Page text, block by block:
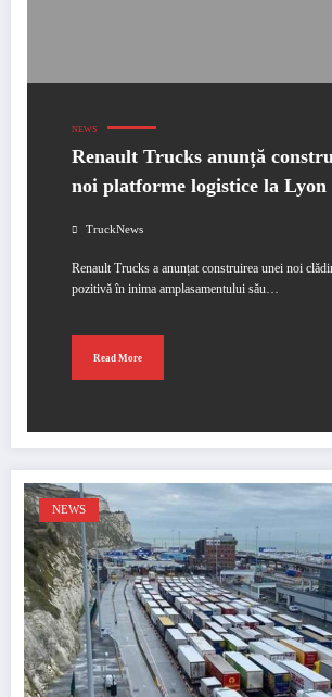
NEWS
Renault Trucks anunță
noi platforme logistice la Lyon
TruckNews
Renault Trucks a anunțat construirea unei noi
pozitivă în inima amplasamentului său…
Read More
NEWS